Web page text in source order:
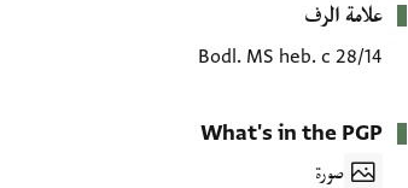
بيانات التعريف
علامة الرف
Bodl. MS heb. c 28/14
What's in the PGP
صورة